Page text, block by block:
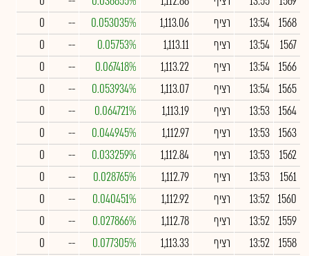
1568
13:54 רציף 1,113.06
0.053035%
--
0
1567
13:54 רציף 1,113.11
0.05753%
--
0
1566
13:54 רציף 1,113.22
0.067418%
--
0
1565
13:54 רציף 1,113.07
0.053934%
--
0
1564
13:53 רציף 1,113.19
0.064721%
--
0
1563
13:53 רציף 1,112.97
0.044945%
--
0
1562
13:53 רציף 1,112.84
0.033259%
--
0
1561
13:53 רציף 1,112.79
0.028765%
--
0
1560
13:52 רציף 1,112.92
0.040451%
--
0
1559
13:52 רציף 1,112.78
0.027866%
--
0
1558
13:52 רציף 1,113.33
0.077305%
--
0